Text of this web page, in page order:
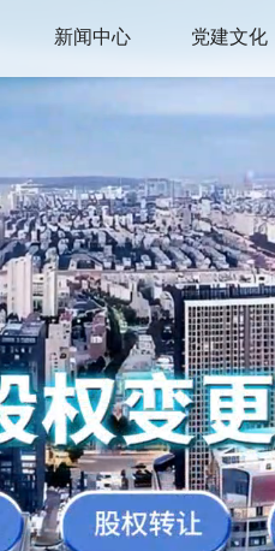
新闻中心 党建文化
务 办学许可
消防验收服务
危险化学品经营
文娱类许可
医疗器械、消毒产品、药品
食品生产、经营、预包装
测绘资质
公司注销
管理
务
务
资讯公示